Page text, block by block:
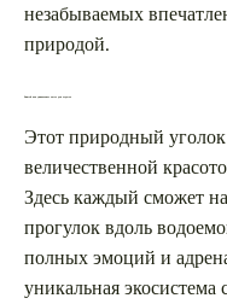
незабываемых
природой.
Енисей как уникальное место для отдыха
Этот природный
величественной
Здесь каждый сможет
прогулок вдоль
полных эмоций и
уникальная